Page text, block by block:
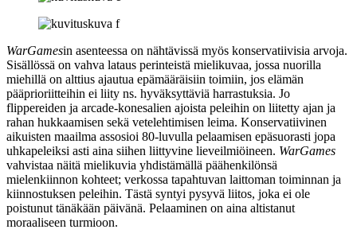
WarGamesin asenteessa on nähtävissä myös konservatiivisia arvoja.
Sisällössä on vahva lataus perinteistä mielikuvaa, jossa nuorilla
miehillä on alttius ajautua epämääräisiin toimiin, jos elämän
pääprioriitteihin ei liity ns. hyväksyttäviä harrastuksia. Jo
flippereiden ja arcade-konesalien ajoista peleihin on liitetty ajan ja
rahan hukkaamisen sekä vetelehtimisen leima. Konservatiivinen
aikuisten maailma assosioi 80‑luvulla pelaamisen epäsuorasti jopa
uhkapeleiksi asti aina siihen liittyvine lieveilmiöineen. WarGames
vahvistaa näitä mielikuvia yhdistämällä päähenkilönsä
mielenkiinnon kohteet; verkossa tapahtuvan laittoman toiminnan ja
kiinnostuksen peleihin. Tästä syntyi pysyvä liitos, joka ei ole
poistunut tänäkään päivänä. Pelaaminen on aina altistanut
moraaliseen turmioon.